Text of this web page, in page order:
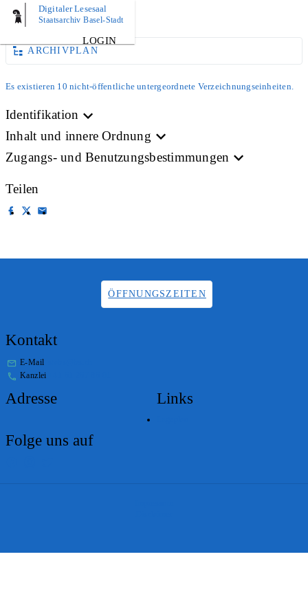
Digitaler Lesesaal
Staatsarchiv Basel-Stadt
LOGIN
AKTE
ARCHIVPLAN
Es existieren 10 nicht-öffentliche untergeordnete Verzeichnungseinheiten.
Identifikation
Inhalt und innere Ordnung
Zugangs- und Benutzungsbestimmungen
Teilen
ÖFFNUNGSZEITEN
Kontakt
E-Mail
Kanzlei
Adresse Links
Folge uns auf